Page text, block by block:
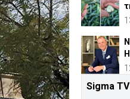
Sigma